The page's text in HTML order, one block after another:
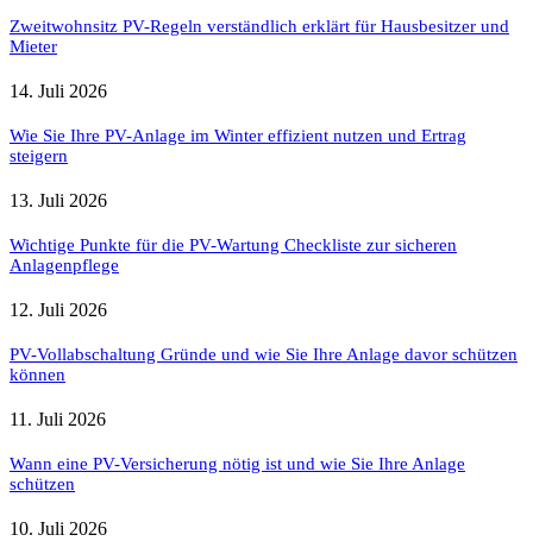
Zweitwohnsitz PV-Regeln verständlich erklärt für Hausbesitzer und
Mieter
14. Juli 2026
Wie Sie Ihre PV-Anlage im Winter effizient nutzen und Ertrag
steigern
13. Juli 2026
Wichtige Punkte für die PV-Wartung Checkliste zur sicheren
Anlagenpflege
12. Juli 2026
PV-Vollabschaltung Gründe und wie Sie Ihre Anlage davor schützen
können
11. Juli 2026
Wann eine PV-Versicherung nötig ist und wie Sie Ihre Anlage
schützen
10. Juli 2026